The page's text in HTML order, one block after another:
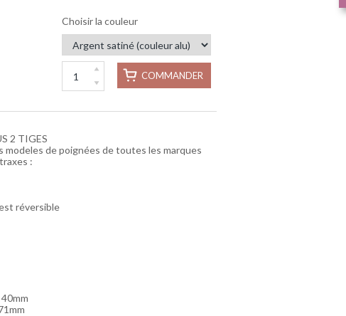
Choisir la couleur
COMMANDER
2 TIGES
modeles de poignées de toutes les marques
:
réversible